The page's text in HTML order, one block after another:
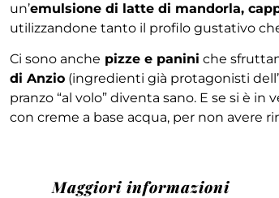
un’emulsione di latte di mandorla,
utilizzandone tanto il profilo gustativo
Ci sono anche pizze e panini che
di Anzio (ingredienti già protagonisti
pranzo “al volo” diventa sano. E se si è in
con creme a base acqua, per non avere
Maggiori informazioni